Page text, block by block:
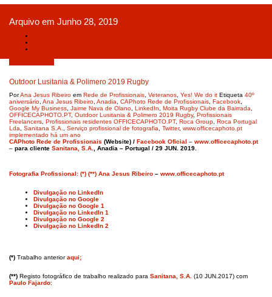
Arquivo em Junho 28, 2019
Outdoor Lusitania & Polimero 2019 Rugby
PorAna Jesus Ribeiro em Rede de Profissionais Veteranos Yes! We do it Etiqueta 40º
aniversário Ana Jesus Ribeiro Anadia CAPhoto Rede de Profissionais Facebook
Google My Business Jaime Nava de Olano LinkedIn Moita Rugby Clube da Bairrada
OFFICECAPHOTO.PT, Outdoor Lusitania & Polimero 2019 Rugby, Profissionais
Freelancers Profissionais residentes OFFICECAPHOTO.PT, Roca Group Roca Portugal
Lda
Sanitana S.A. Serviço profissional de fotografia Twitter, www.officecaphoto.pt
implementado há um ano
CAPhoto Rede de Profissionais (Website) / Facebook Oficial – www.officecaphoto.pt
– para cliente Sanitana, S.A. , Anadia – Portugal / 29 JUN. 2019.
Fotografia Profissional: (*) (**) Ana Jesus Ribeiro – www.officecaphoto.pt
Divulgação no LinkedIn
Divulgação no Google
Divulgação no Google 1
Divulgação no LinkedIn 1
Divulgação no Google 2
Divulgação no LinkedIn 2
(*) Trabalho anterioraqui;
(**) Registo fotográfico de trabalho realizado para Sanitana, S.A. (10 JUN.2017) com
Paulo Fajardo: